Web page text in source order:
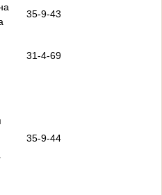
35-9-43
31-4-69
35-9-44